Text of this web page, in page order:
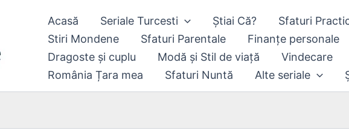
Acasă Seriale Turcesti Știai Că? Sfaturi
Stiri Mondene
Sfaturi Parentale Finanțe personale
Dragoste și cuplu
Modă și Stil de viață Vindecare
România Țara mea
Sfaturi Nuntă Alte seriale